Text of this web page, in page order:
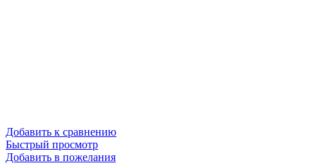
Добавить к сравнению
Быстрый просмотр
Добавить в пожелания